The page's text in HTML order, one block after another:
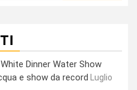
Dinner Water Show
e show da record
Luglio